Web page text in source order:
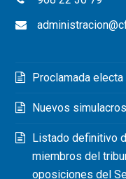
Proclamada
Nuevos
Listado definitivo
miembros del
oposiciones del